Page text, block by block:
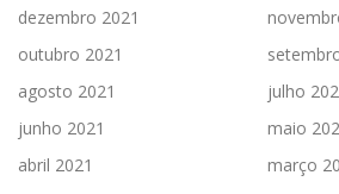
dezembro 2021
outubro 2021
agosto 2021
julho
junho 2021
maio
abril 2021
março